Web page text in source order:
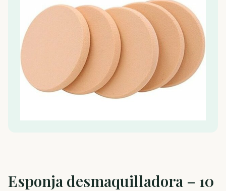
Esponja desmaquilladora – 10